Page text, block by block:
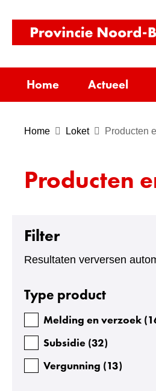
Home Actueel
Home Loket Producten
Producten
Filter
Resultaten verversen
Facetten
Type product
Melding en verzoek (
Subsidie (32)
Vergunning (13)